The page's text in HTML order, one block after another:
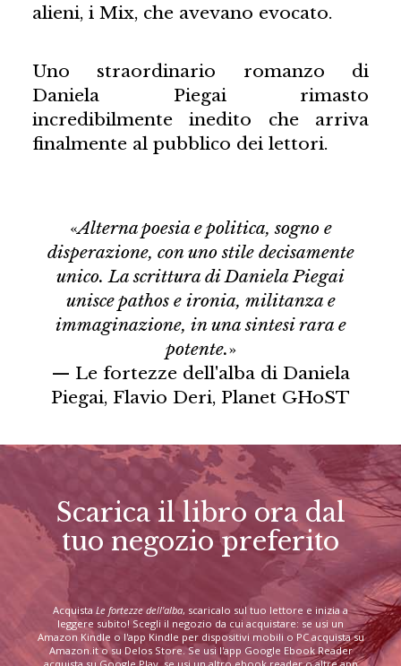
alieni, i Mix, che avevano evocato.
Uno straordinario romanzo di
Daniela Piegai rimasto
incredibilmente inedito che arriva
finalmente al pubblico dei lettori.
«Alterna poesia e politica, sogno e
disperazione, con uno stile decisamente
unico. La scrittura di Daniela Piegai
unisce pathos e ironia, militanza e
immaginazione, in una sintesi rara e
potente.»
— Le fortezze dell'alba di Daniela
Piegai, Flavio Deri, Planet GHoST
Scarica il libro ora dal
tuo negozio preferito
Acquista Le fortezze dell'alba, scaricalo sul tuo lettore e inizia a
leggere subito! Scegli il negozio da cui acquistare: se usi un
Amazon Kindle o l'app Kindle per dispositivi mobili o PC acquista su
Amazon.it o su Delos Store. Se usi l'app Google Ebook Reader